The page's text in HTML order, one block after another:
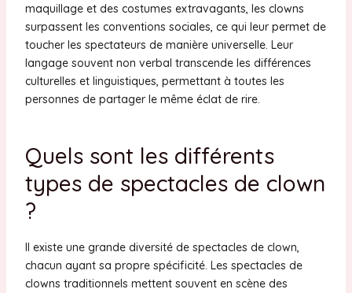
maquillage et des costumes extravagants, les clowns
surpassent les conventions sociales, ce qui leur permet de
toucher les spectateurs de manière universelle. Leur
langage souvent non verbal transcende les différences
culturelles et linguistiques, permettant à toutes les
personnes de partager le même éclat de rire.
Quels sont les différents
types de spectacles de clown
?
Il existe une grande diversité de spectacles de clown,
chacun ayant sa propre spécificité. Les spectacles de
clowns traditionnels mettent souvent en scène des